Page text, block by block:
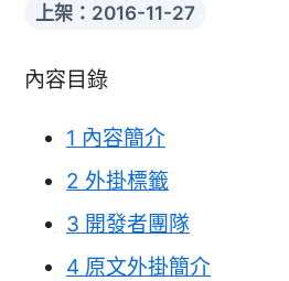
上架：2016-11-27
內容目錄
1 內容簡介
2 外掛標籤
3 開發者團隊
4 原文外掛簡介